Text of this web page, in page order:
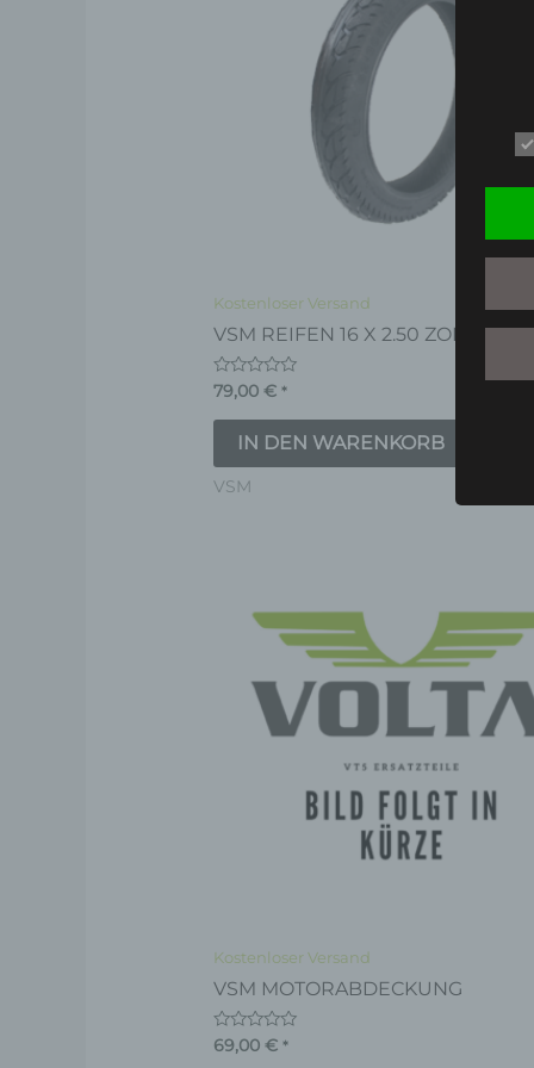
Kostenloser Versand
VSM REIFEN 16 X 2.50 ZOLL
Bewertet
mit
0
79,00 € *
IN DEN WARENKORB
VSM
Kostenloser Versand
VSM MOTORABDECKUNG
Bewertet
69,00 € *